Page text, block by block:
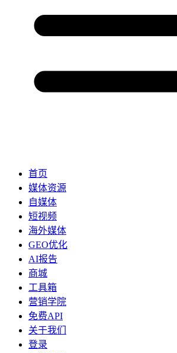
首页
媒体资源
自媒体
短视频
海外媒体
GEO优化
AI报告
商城
工具箱
营销学院
免费API
关于我们
登录